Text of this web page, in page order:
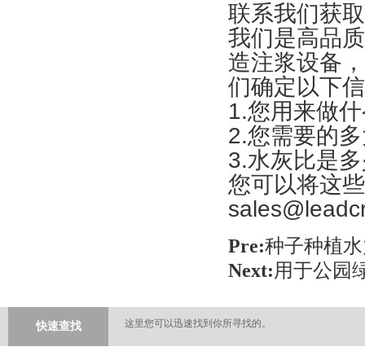
联系我们获
我们是高品
造注浆设备
们确定以下
1.您用来做
2.您需要的
3.水灰比是
您可以将这
Pre:种子种植
Next:用于公园
快速查找 这里您可以迅速找到你所寻找的。